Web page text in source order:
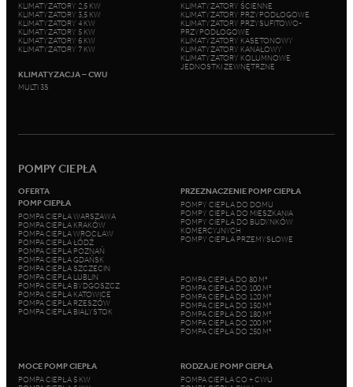
KLIMATYZATORY 2,5 KW
KLIMATYZATORY 3,5 KW
KLIMATYZATORY 4 KW
KLIMATYZATORY 5 KW
KLIMATYZATORY 6 KW
KLIMATYZATORY 7 KW
KLIMATYZACJA – CWU
MULTI 3S
KLIMATYZATORY ŚCIENNE
KLIMATYZATORY PRZYPODŁOGOWE
KLIMATYZATORY PRZYSUFITOWO-
PRZYPODŁOGOWE
KLIMATYZATORY KASETONOWY
KLIMATYZATORY KANAŁOWY
KLIMATYZATORY KOLUMNOWE
JEDNOSTKI ZEWNĘTRZNE
POMPY CIEPŁA
OFERTA
POMP CIEPŁA
POMPA CIEPŁA WARSZAWA
POMPA CIEPŁA KRAKÓW
POMPA CIEPŁA WROCŁAW
POMPA CIEPŁA ŁÓDŹ
POMPA CIEPŁA POZNAŃ
POMPA CIEPŁA GDAŃSK
POMPA CIEPŁA SZCZECIN
POMPA CIEPŁA LUBLIN
POMPA CIEPŁA BYDGOSZCZ
POMPA CIEPŁA KATOWICE
POMPA CIEPŁA RZESZÓW
POMPA CIEPŁA BIAŁYSTOK
PRZEZNACZENIE POMP CIEPŁA
POMPY CIEPŁA DO DOMU
POMPY CIEPŁA DO MIESZKANIA
POMPY CIEPŁA DO BUDYNKÓW
KOMERCYJNYCH
POMPY CIEPŁA PRZEMYSŁOWE
POMPA CIEPŁA DO 80 M²
POMPA CIEPŁA DO 100 M²
POMPA CIEPŁA DO 120 M²
POMPA CIEPŁA DO 150 M²
POMPA CIEPŁA DO 180 M²
POMPA CIEPŁA DO 200 M²
POMPA CIEPŁA DO 250 M²
MOCE POMP CIEPŁA
POMPA CIEPŁA 5 KW
RODZAJE POMP CIEPŁA
POMPA CIEPŁA CO + CWU